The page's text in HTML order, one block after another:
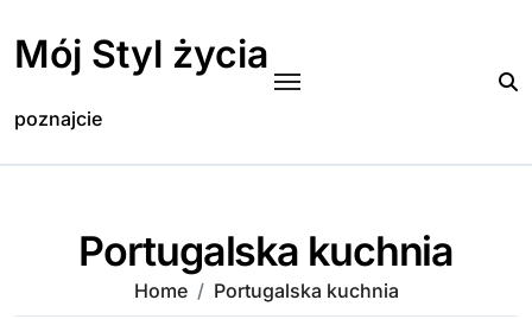
content
Mój Styl życia
poznajcie
Portugalska kuchnia
Home Portugalska kuchnia